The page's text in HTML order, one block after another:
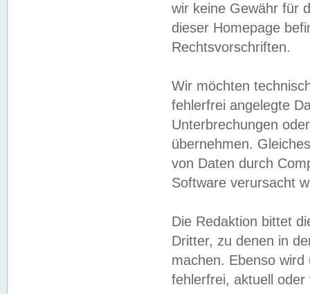
wir keine Gewähr für
dieser Homepage
Rechtsvorschriften.
Wir möchten
fehlerfrei angelegte
Unterbrechungen
übernehmen.
von Daten durch
Software verursacht
Die Redaktion bittet
Dritter, zu denen in
machen. Ebenso
fehlerfrei, aktuell oder